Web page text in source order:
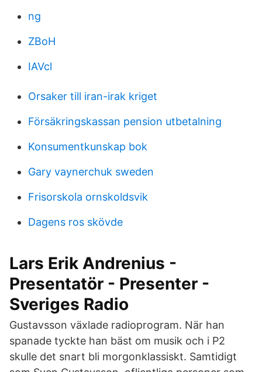
ng
ZBoH
IAVcl
Orsaker till iran-irak kriget
Försäkringskassan pension utbetalning
Konsumentkunskap bok
Gary vaynerchuk sweden
Frisorskola ornskoldsvik
Dagens ros skövde
Lars Erik Andrenius -
Presentatör - Presenter -
Sveriges Radio
Gustavsson växlade radioprogram. När han
spanade tyckte han bäst om musik och i P2
skulle det snart bli morgonklassiskt. Samtidigt